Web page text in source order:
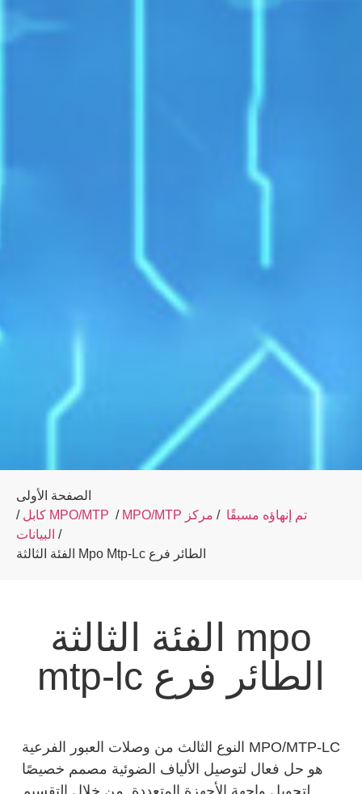
الصفحة الأولى
/
كابل MPO/MTP / MPO/MTP تم إنهاؤه مسبقًا / مركز
البيانات /
الفئة الثالثة mpo
mtp-lc الطائر فرع
النوع الثالث من وصلات العبور الفرعية MPO/MTP-LC
هو حل فعال لتوصيل الألياف الضوئية مصمم خصيصًا
لتحويل واجهة الأجهزة المتعددة. من خلال التقسيم